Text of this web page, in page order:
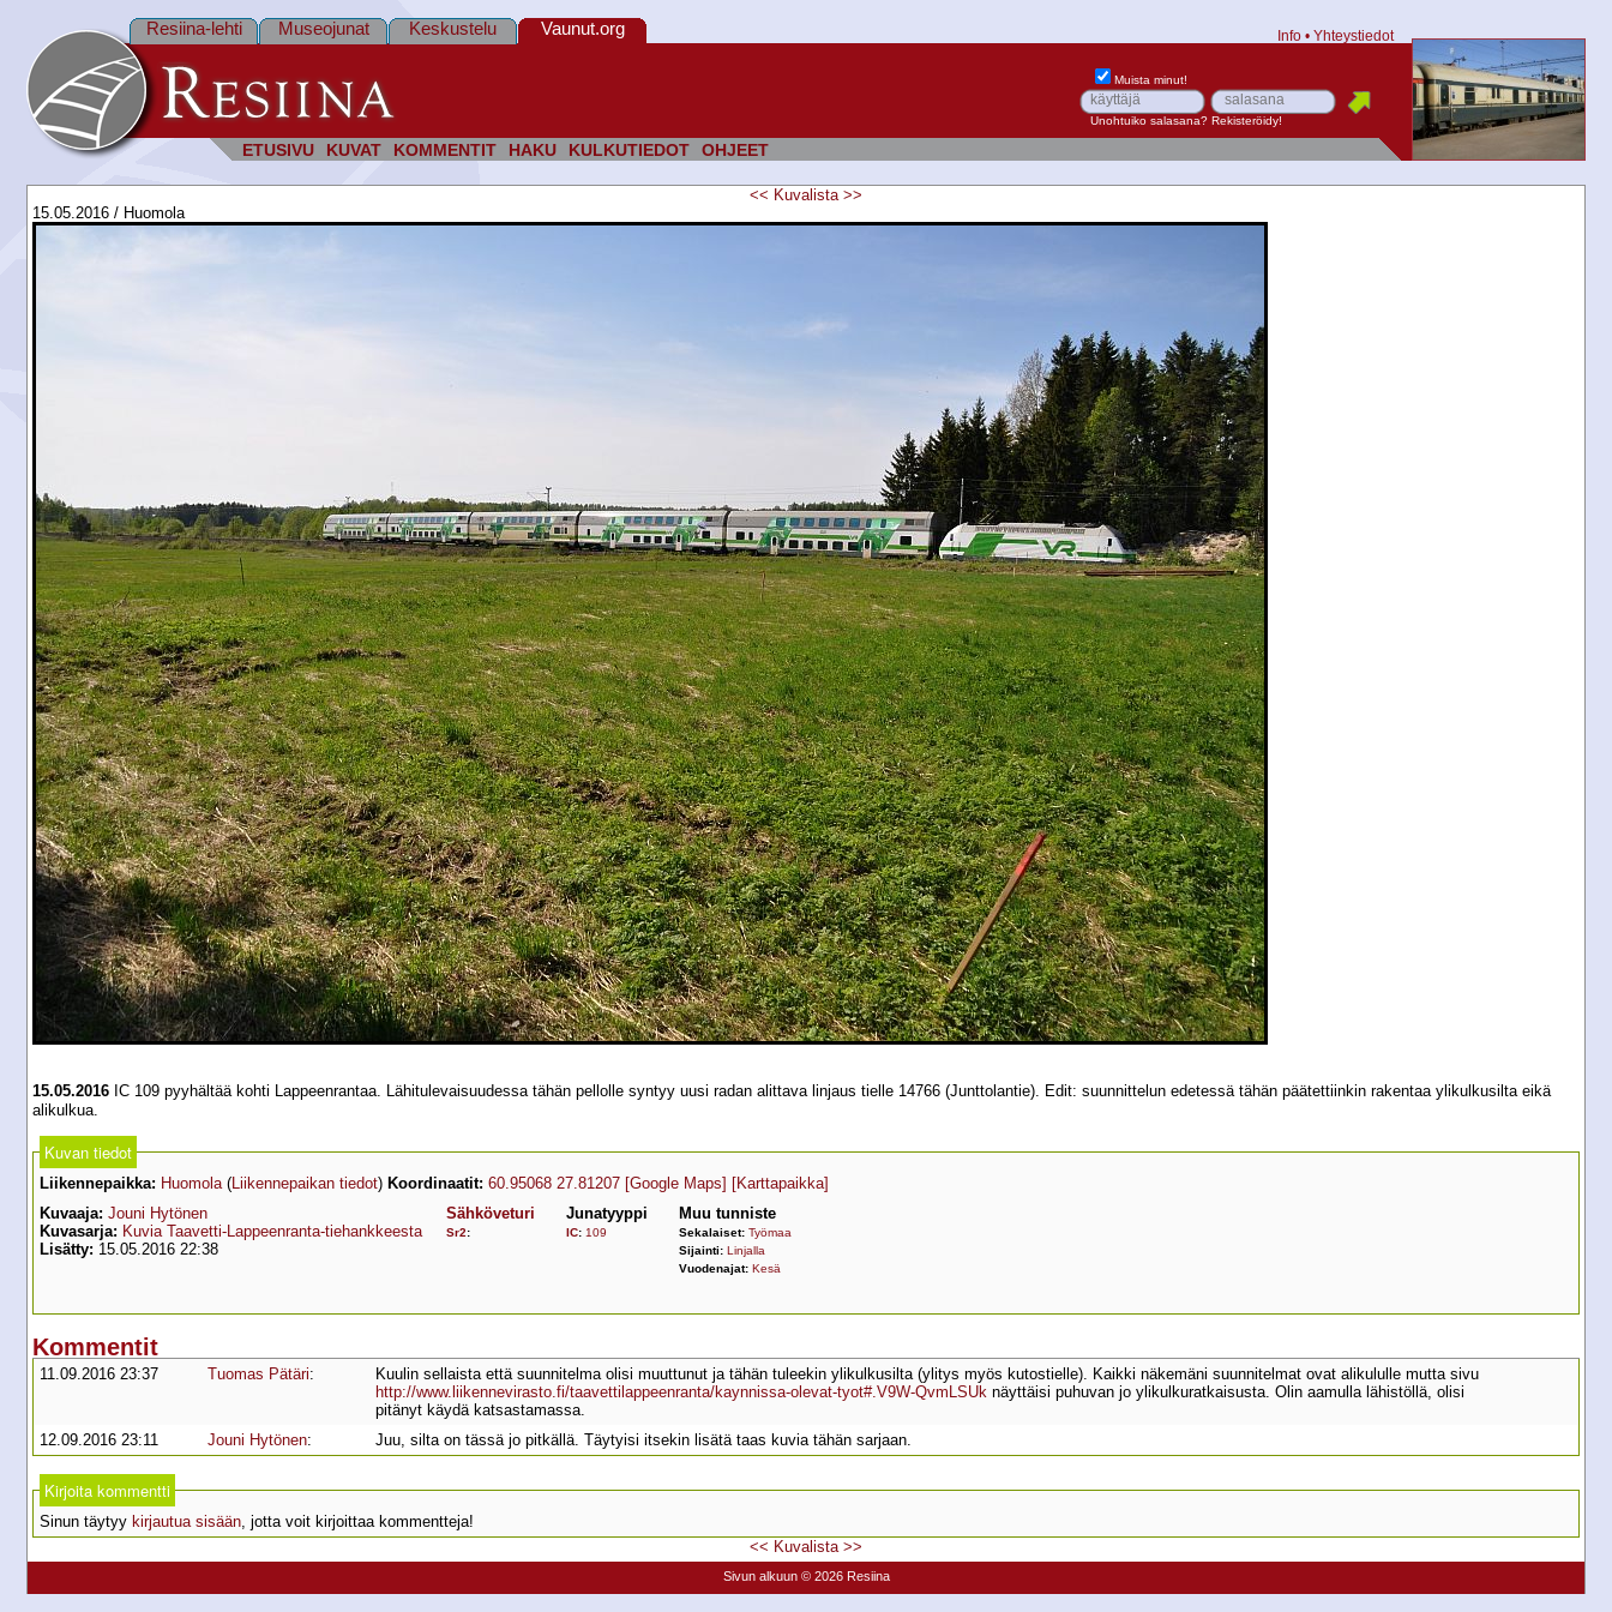
ETUSIVU KUVAT KOMMENTIT HAKU KULKUTIEDOT OHJEET
Resiina-lehti Museojunat Keskustelu Vaunut.org Info • Yhteystiedot
Muista minut!
Unohtuiko salasana? Rekisteröidy!
<< Kuvalista >>
15.05.2016 / Huomola
15.05.2016 IC 109 pyyhältää kohti Lappeenrantaa. Lähitulevaisuudessa tähän pellolle syntyy uusi radan alittava linjaus tielle 14766 (Junttolantie). Edit: suunnittelun edetessä tähän päätettiinkin rakentaa ylikulkusilta eikä
alikulkua.
Kuvan tiedot
Liikennepaikka: Huomola(Liikennepaikan tiedot) Koordinaatit: 60.95068 27.81207 [Google Maps] [Karttapaikka]
Kuvaaja: Jouni Hytönen
Kuvasarja: Kuvia Taavetti-Lappeenranta-tiehankkeesta
Lisätty: 15.05.2016 22:38
Sähköveturi
Sr2:
Junatyyppi
IC: 109
Muu tunniste
Sekalaiset: Työmaa
Sijainti: Linjalla
Vuodenajat: Kesä
Kommentit
11.09.2016 23:37 Tuomas Pätäri:
Kuulin sellaista että suunnitelma olisi muuttunut ja tähän tuleekin ylikulkusilta (ylitys myös kutostielle). Kaikki näkemäni suunnitelmat ovat alikululle mutta sivu
http://www.liikennevirasto.fi/taavettilappeenranta/kaynnissa-olevat-tyot#.V9W-QvmLSUk näyttäisi puhuvan jo ylikulkuratkaisusta. Olin aamulla lähistöllä, olisi
pitänyt käydä katsastamassa.
12.09.2016 23:11
Jouni Hytönen: Juu, silta on tässä jo pitkällä. Täytyisi itsekin lisätä taas kuvia tähän sarjaan.
Kirjoita kommentti
Sinun täytyy kirjautua sisään, jotta voit kirjoittaa kommentteja!
<< Kuvalista >>
Sivun alkuun © 2026 Resiina